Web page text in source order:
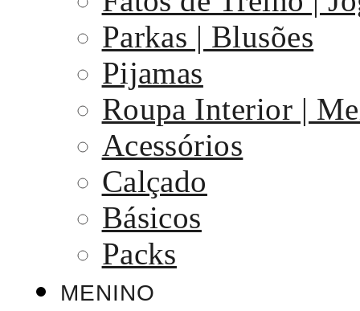
Parkas | Blusões
Pijamas
Roupa Interior |
Acessórios
Calçado
Básicos
Packs
MENINO